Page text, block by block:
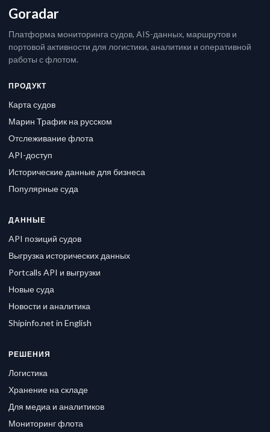
Goradar
Платформа мониторинга судов, AIS-данных, маршрутов и
портовой активности для логистики, аналитики и оперативной
работы с флотом.
ПРОДУКТ
Карта судов
Марин Трафик на русском
Отслеживание флота
API-доступ
Исторические данные для бизнеса
Популярные суда
ДАННЫЕ
API позиций судов
Выгрузка исторических данных
Portcalls API и выгрузки
Новые суда
Новости и аналитика
Shipinfo.net in English
РЕШЕНИЯ
Логистика
Хранение на складе
Для медиа и аналитиков
Мониторинг флота